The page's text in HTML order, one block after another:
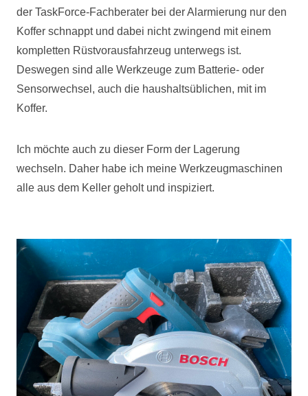
der TaskForce-Fachberater bei der Alarmierung nur den
Koffer schnappt und dabei nicht zwingend mit einem
kompletten Rüstvorausfahrzeug unterwegs ist.
Deswegen sind alle Werkzeuge zum Batterie- oder
Sensorwechsel, auch die haushaltsüblichen, mit im
Koffer.
Ich möchte auch zu dieser Form der Lagerung
wechseln. Daher habe ich meine Werkzeugmaschinen
alle aus dem Keller geholt und inspiziert.